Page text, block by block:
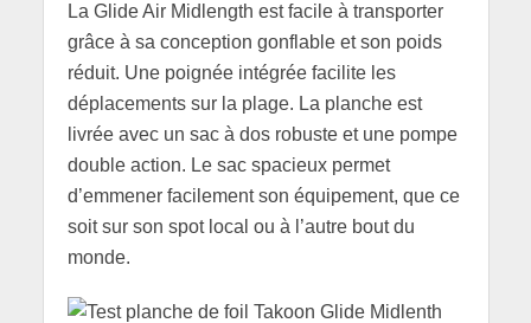
La Glide Air Midlength est facile à transporter
grâce à sa conception gonflable et son poids
réduit. Une poignée intégrée facilite les
déplacements sur la plage. La planche est
livrée avec un sac à dos robuste et une pompe
double action. Le sac spacieux permet
d’emmener facilement son équipement, que ce
soit sur son spot local ou à l’autre bout du
monde.